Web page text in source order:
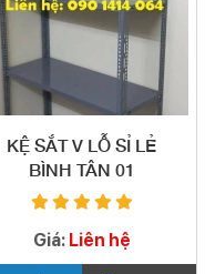
KỆ SẮT V LỖ SỈ LẺ
BÌNH TÂN 01
Giá: Liên hệ